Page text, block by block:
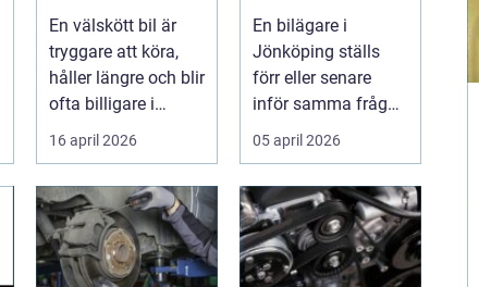
bilen på ett
En välskött bil är
tryggare att köra,
håller längre och blir
ofta billigare i
längden. För många
bil...
16 april 2026
hjälp för bilen
En bilägare i
Jönköping ställs
förr eller senare
inför samma fråga:
vilken verkstad tar
bäst hand om...
05 april 2026